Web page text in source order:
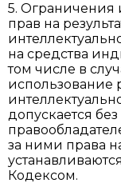
5. Ограничения
прав на
на средства
том числе в
использование
допускается без
за ними права
Кодексом.